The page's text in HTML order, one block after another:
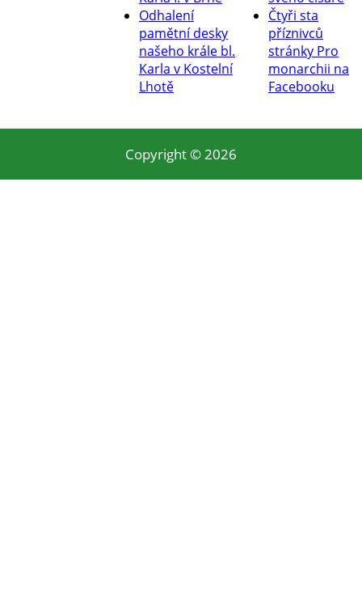
Odhalení
pamětní desky
našeho krále bl.
Karla v Kostelní
Lhotě
Čtyři sta
příznivců
stránky Pro
monarchii na
Facebooku
Copyright © 2026